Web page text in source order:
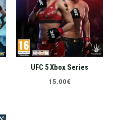
UFC 5 Xbox Series
15.00€